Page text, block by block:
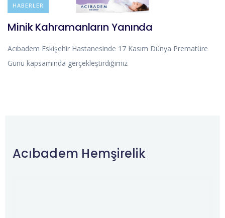
HABERLER
Minik Kahramanların Yanında
Acıbadem Eskişehir Hastanesinde 17 Kasım Dünya Prematüre
Günü kapsamında gerçekleştirdiğimiz
Acıbadem Hemşirelik